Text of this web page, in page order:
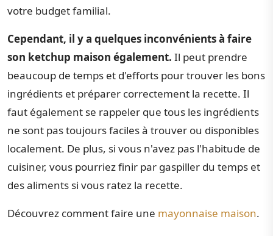
votre budget familial.
Cependant, il y a quelques inconvénients à faire
son ketchup maison également. Il peut prendre
beaucoup de temps et d'efforts pour trouver les bons
ingrédients et préparer correctement la recette. Il
faut également se rappeler que tous les ingrédients
ne sont pas toujours faciles à trouver ou disponibles
localement. De plus, si vous n'avez pas l'habitude de
cuisiner, vous pourriez finir par gaspiller du temps et
des aliments si vous ratez la recette.
Découvrez comment faire une mayonnaise maison.